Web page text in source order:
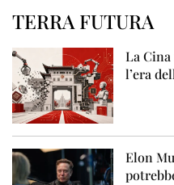
TERRA FUTURA
La
l’era
Elon